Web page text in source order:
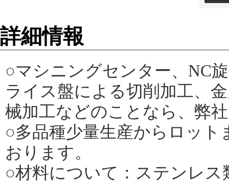
詳細情報
○マシニングセンター、NC
ライス盤による切削加工、
械加工などのことなら、弊
○多品種少量生産からロッ
おります。
○材料について：ステンレ